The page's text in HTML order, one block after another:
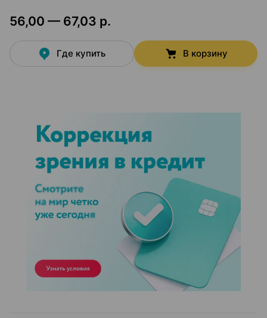
56,00 — 67,03 р.
Где купить В корзину